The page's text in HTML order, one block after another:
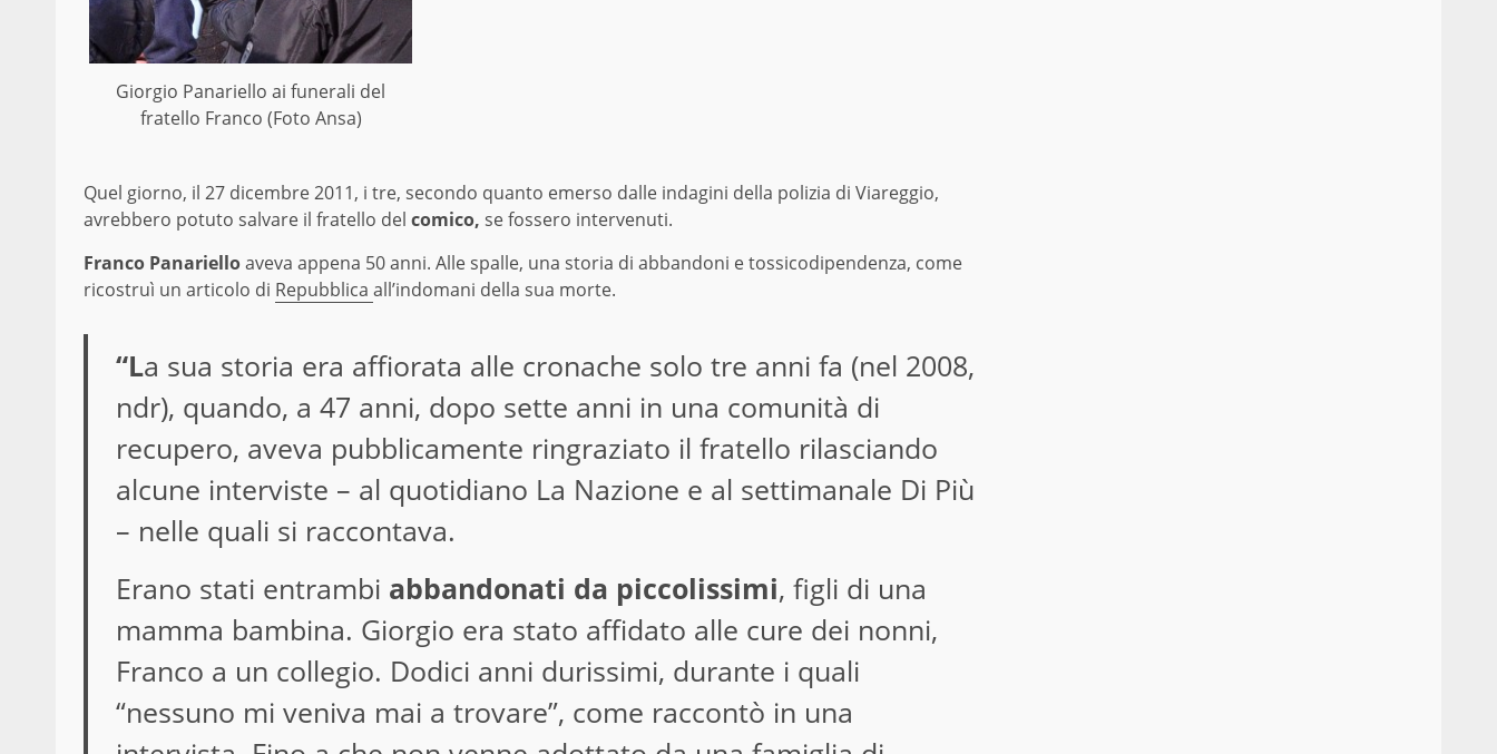
Giorgio Panariello ai funerali del
fratello Franco (Foto Ansa)
Quel giorno, il 27 dicembre 2011, i tre, secondo quanto emerso dalle indagini della polizia di Viareggio,
avrebbero potuto salvare il fratello del comico, se fossero intervenuti.
Franco Panarielloaveva appena 50 anni. Alle spalle, una storia di abbandoni e tossicodipendenza, come
ricostruì un articolo di Repubblica all’indomani della sua morte.
“La sua storia era affiorata alle cronache solo tre anni fa (nel 2008,
ndr), quando, a 47 anni, dopo sette anni in una comunità di
recupero, aveva pubblicamente ringraziato il fratello rilasciando
alcune interviste – al quotidiano La Nazione e al settimanale Di Più
– nelle quali si raccontava.
Erano stati entrambi abbandonati da piccolissimi, figli di una
mamma bambina. Giorgio era stato affidato alle cure dei nonni,
Franco a un collegio. Dodici anni durissimi, durante i quali
“nessuno mi veniva mai a trovare”, come raccontò in una